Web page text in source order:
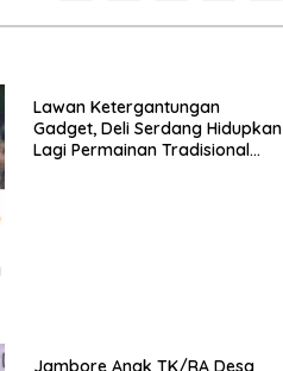
Lawan Ketergantungan
Gadget, Deli Serdang Hidupkan
Lagi Permainan Tradisional
Jambore Anak TK/RA Desa